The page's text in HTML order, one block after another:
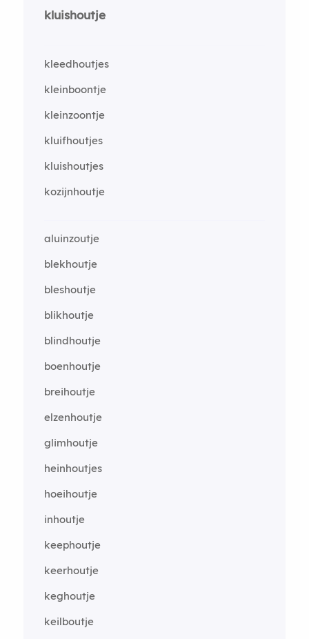
kluishoutje
kleedhoutjes
kleinboontje
kleinzoontje
kluifhoutjes
kluishoutjes
kozijnhoutje
aluinzoutje
blekhoutje
bleshoutje
blikhoutje
blindhoutje
boenhoutje
breihoutje
elzenhoutje
glimhoutje
heinhoutjes
hoeihoutje
inhoutje
keephoutje
keerhoutje
keghoutje
keilboutje